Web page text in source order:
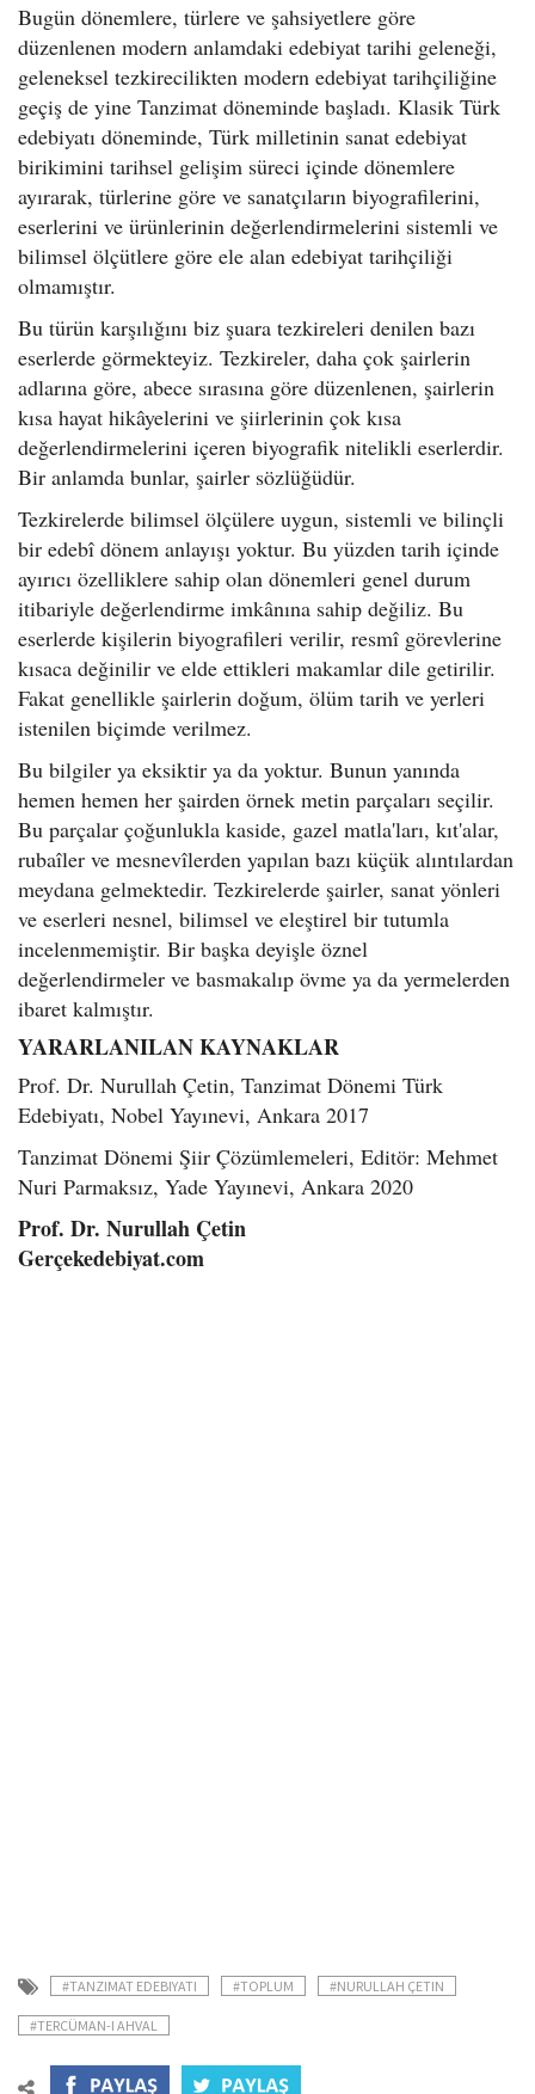
Bugün dönemlere, türlere ve şahsiyetlere göre
düzenlenen modern anlamdaki edebiyat tarihi geleneği,
geleneksel tezkirecilikten modern edebiyat tarihçiliğine
geçiş de yine Tanzimat döneminde başladı. Klasik Türk
edebiyatı döneminde, Türk milletinin sanat edebiyat
birikimini tarihsel gelişim süreci içinde dönemlere
ayırarak, türlerine göre ve sanatçıların biyografilerini,
eserlerini ve ürünlerinin değerlendirmelerini sistemli ve
bilimsel ölçütlere göre ele alan edebiyat tarihçiliği
olmamıştır.
Bu türün karşılığını biz şuara tezkireleri denilen bazı
eserlerde görmekteyiz. Tezkireler, daha çok şairlerin
adlarına göre, abece sırasına göre düzenlenen, şairlerin
kısa hayat hikâyelerini ve şiirlerinin çok kısa
değerlendirmelerini içeren biyografik nitelikli eserlerdir.
Bir anlamda bunlar, şairler sözlüğüdür.
Tezkirelerde bilimsel ölçülere uygun, sistemli ve bilinçli
bir edebî dönem anlayışı yoktur. Bu yüzden tarih içinde
ayırıcı özelliklere sahip olan dönemleri genel durum
itibariyle değerlendirme imkânına sahip değiliz. Bu
eserlerde kişilerin biyografileri verilir, resmî görevlerine
kısaca değinilir ve elde ettikleri makamlar dile getirilir.
Fakat genellikle şairlerin doğum, ölüm tarih ve yerleri
istenilen biçimde verilmez.
Bu bilgiler ya eksiktir ya da yoktur. Bunun yanında
hemen hemen her şairden örnek metin parçaları seçilir.
Bu parçalar çoğunlukla kaside, gazel matla'ları, kıt'alar,
rubaîler ve mesnevîlerden yapılan bazı küçük alıntılardan
meydana gelmektedir. Tezkirelerde şairler, sanat yönleri
ve eserleri nesnel, bilimsel ve eleştirel bir tutumla
incelenmemiştir. Bir başka deyişle öznel
değerlendirmeler ve basmakalıp övme ya da yermelerden
ibaret kalmıştır.
YARARLANILAN KAYNAKLAR
Prof. Dr. Nurullah Çetin, Tanzimat Dönemi Türk
Edebiyatı, Nobel Yayınevi, Ankara 2017
Tanzimat Dönemi Şiir Çözümlemeleri, Editör: Mehmet
Nuri Parmaksız, Yade Yayınevi, Ankara 2020
Prof. Dr. Nurullah Çetin
Gerçekedebiyat.com
#TANZIMAT EDEBIYATI #TOPLUM #NURULLAH ÇETIN
#TERCÜMAN-I AHVAL